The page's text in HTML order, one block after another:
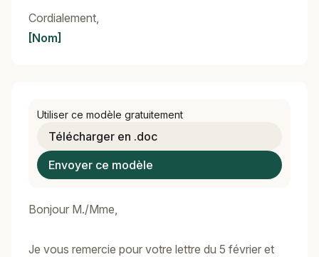
Cordialement,
[Nom]
Utiliser ce modèle gratuitement
Télécharger en .doc
Envoyer ce modèle
Bonjour M./Mme,
Je vous remercie pour votre lettre du 5 février et